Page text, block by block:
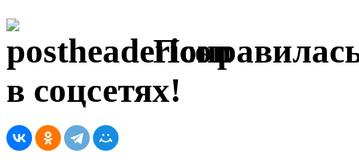
в соцсетях!